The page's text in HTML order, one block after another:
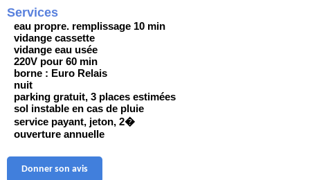
Services
eau propre. remplissage 10 min
vidange cassette
vidange eau usée
220V pour 60 min
borne : Euro Relais
nuit
parking gratuit, 3 places estimées
sol instable en cas de pluie
service payant, jeton, 2�
ouverture annuelle
Donner son avis